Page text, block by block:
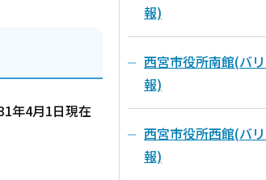
年4月1日現在
報)
西宮市役所南館(バ
報)
西宮市役所西館(バ
報)